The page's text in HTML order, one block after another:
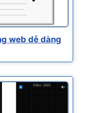
web dễ dàng